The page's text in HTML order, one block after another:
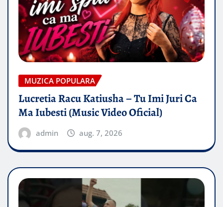
MUZICA POPULARA
Lucretia Racu Katiusha – Tu Imi Juri Ca
Ma Iubesti (Music Video Oficial)
admin aug. 7, 2026